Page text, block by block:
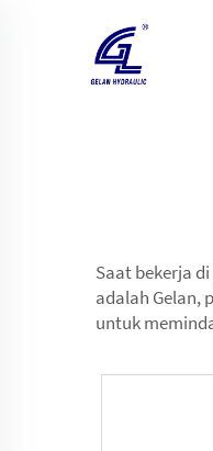
Saat bekerja
adalah Gelan,
untuk